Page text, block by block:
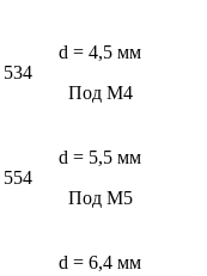
534
d = 4,5 мм
Под М4
554
d = 5,5 мм
Под М5
d = 6,4 мм